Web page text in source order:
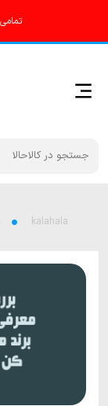
kalahala